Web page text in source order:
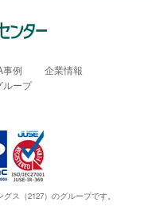
事例
企業情報
ループ
ス（2127）のグループです。